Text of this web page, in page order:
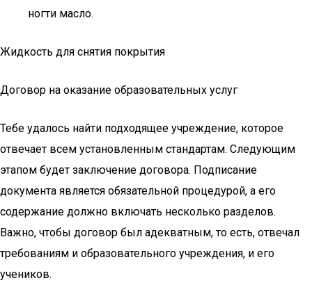
ногти масло.
Жидкость для снятия покрытия
Договор на оказание образовательных услуг
Тебе удалось найти подходящее учреждение, которое
отвечает всем установленным стандартам. Следующим
этапом будет заключение договора. Подписание
документа является обязательной процедурой, а его
содержание должно включать несколько разделов.
Важно, чтобы договор был адекватным, то есть, отвечал
требованиям и образовательного учреждения, и его
учеников.